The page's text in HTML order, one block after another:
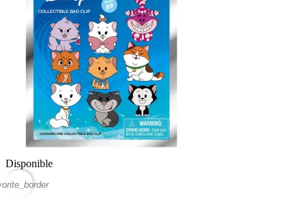
Disponible